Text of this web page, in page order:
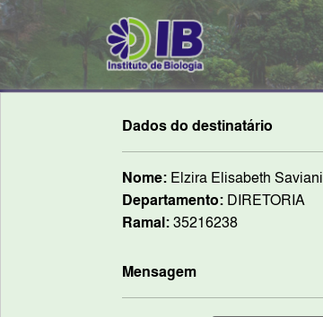
Dados do destinatário
Nome:Elzira Elisabeth Saviani
Departamento:DIRETORIA
Ramal:35216238
Mensagem